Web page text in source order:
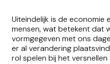
Uiteindelijk is de economie
mensen, wat betekent dat
vormgegeven met ons
er al verandering
rol spelen bij het